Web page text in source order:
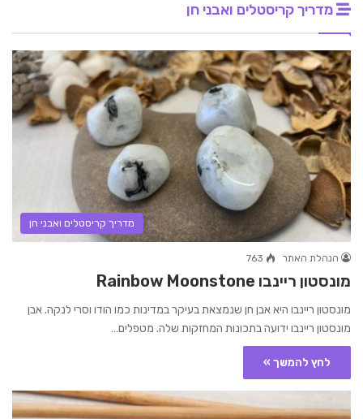
מדריך קריסטלים ואבני חן
מדריך קריסטלים ואבני חן
הנהלת האתר 763
מונסטון ריינבו Rainbow Moonstone
מונסטון ריינבו היא אבן חן שנמצאת בעיקר במדינות כמו הודו וסרי לנקה. אבן
מונסטון ריינבו ידועה בתכונות המחזקות שלה. מטפלים…
לחץ להמשך »